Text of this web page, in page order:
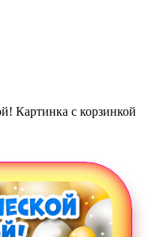
Картинка с корзинкой